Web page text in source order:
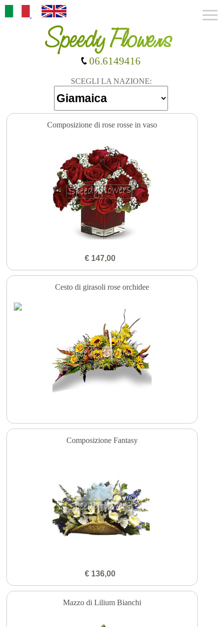
SCEGLI LA NAZIONE:
06.6149416
Composizione di rose rosse in vaso
€ 147,00
Cesto di girasoli rose orchidee
Composizione Fantasy
€ 136,00
Mazzo di Lilium Bianchi